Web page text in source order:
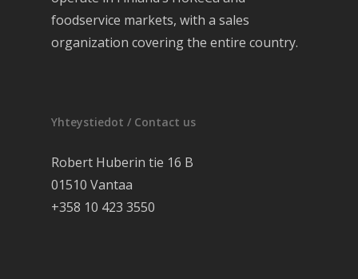
foodservice markets, with a sales
organization covering the entire country.
Yhteystiedot / Contact us
Robert Huberin tie 16 B
01510 Vantaa
+358 10 423 3550